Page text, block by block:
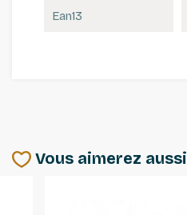
Ean13
Vous aimerez aussi